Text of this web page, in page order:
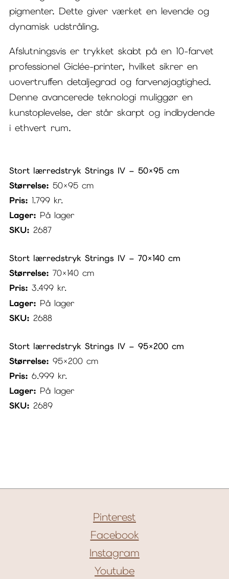
pigmenter. Dette giver værket en levende og
dynamisk udstråling.
Afslutningsvis er trykket skabt på en 10-farvet
professionel Giclée-printer, hvilket sikrer en
uovertruffen detaljegrad og farvenøjagtighed.
Denne avancerede teknologi muliggør en
kunstoplevelse, der står skarpt og indbydende
i ethvert rum.
Stort lærredstryk Strings IV – 50×95 cm
Størrelse: 50×95 cm
Pris: 1.799 kr.
Lager: På lager
SKU: 2687
Stort lærredstryk Strings IV – 70×140 cm
Størrelse: 70×140 cm
Pris: 3.499 kr.
Lager: På lager
SKU: 2688
Stort lærredstryk Strings IV – 95×200 cm
Størrelse: 95×200 cm
Pris: 6.999 kr.
Lager: På lager
SKU: 2689
Pinterest
Facebook
Instagram
Youtube